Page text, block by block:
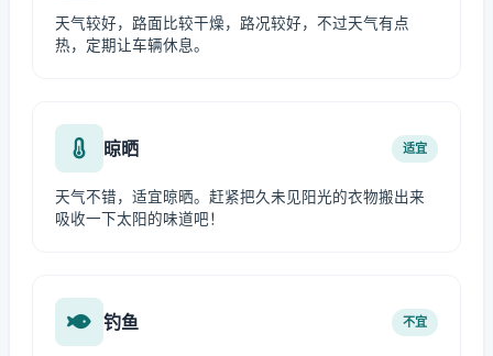
天气较好，路面比较干燥，路况较好，不过天气有点
热，定期让车辆休息。
晾晒 适宜
天气不错，适宜晾晒。赶紧把久未见阳光的衣物搬出来
吸收一下太阳的味道吧！
钓鱼 不宜